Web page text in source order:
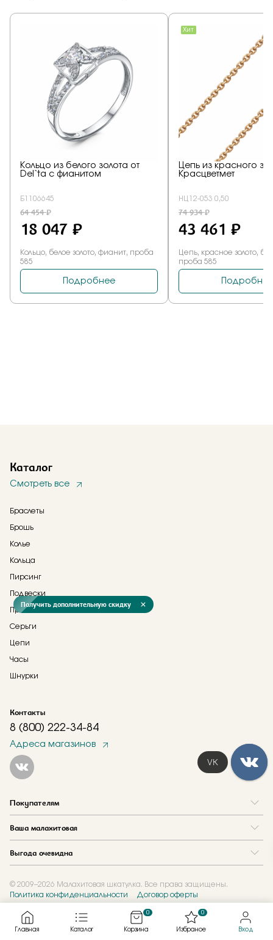
Каталог
Смотреть все
Браслеты
Брошь
Колье
Кольца
Пирсинг
Подвески
Прочее
Серьги
Цепи
Часы
Шнурки
Контакты
8 (800) 222-34-84
Адреса магазинов
Покупателям
Ваша малахитовая
Где купить
Новости
Журнал
Выгода очевидна
Акции
Обмен и скупка
Подарочные сертификаты
© 2009–2026 Малахитовая шкатулка. Все права защищены.
Политика конфиденциальности
Договор оферты
Главная Каталог Корзина
0
Избраное
0
Вход
Получить дополнительную скидку
VK